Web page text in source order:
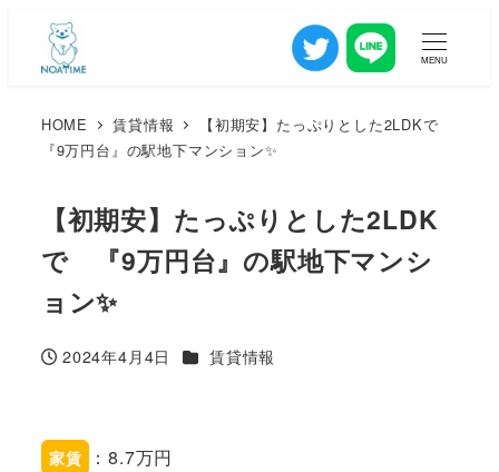
MENU
HOME 賃貸情報
【初期安】たっぷりとした2LDKで
『9万円台』の駅地下マンション✨
【初期安】たっぷりとした2LDK
で 『9万円台』の駅地下マンシ
ョン✨
投稿日
2024年4月4日 カテゴリー
賃貸情報
家賃 ：8.7万円